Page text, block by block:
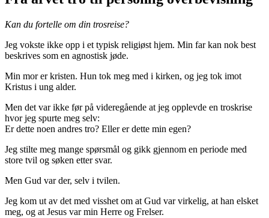
Kan du fortelle om din trosreise?
Jeg vokste ikke opp i et typisk religiøst hjem. Min far kan nok best
beskrives som en agnostisk jøde.
Min mor er kristen. Hun tok meg med i kirken, og jeg tok imot
Kristus i ung alder.
Men det var ikke før på videregående at jeg opplevde en troskrise
hvor jeg spurte meg selv:
Er dette noen andres tro? Eller er dette min egen?
Jeg stilte meg mange spørsmål og gikk gjennom en periode med
store tvil og søken etter svar.
Men Gud var der, selv i tvilen.
Jeg kom ut av det med visshet om at Gud var virkelig, at han elsket
meg, og at Jesus var min Herre og Frelser.